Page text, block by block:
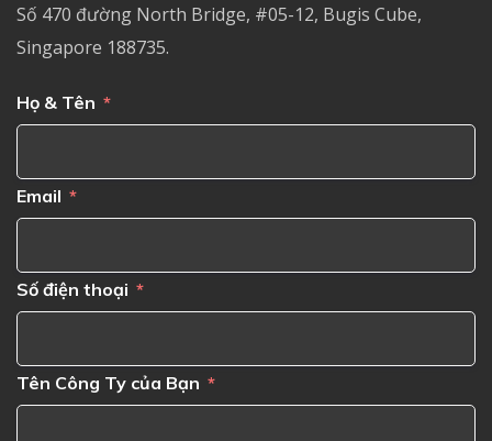
Số 470 đường North Bridge, #05-12, Bugis Cube,
Singapore 188735.
Họ & Tên
Email
Số điện thoại
Tên Công Ty của Bạn